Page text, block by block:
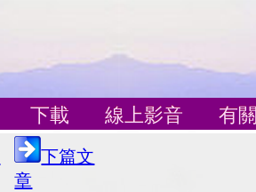
下載 線上影音 有
下篇文
章